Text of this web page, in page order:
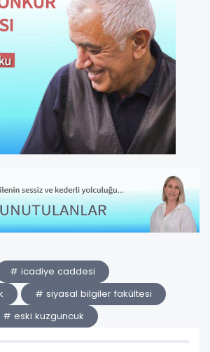
# icadiye caddesi
# siyasal bilgiler fakültesi
# eski kuzguncuk